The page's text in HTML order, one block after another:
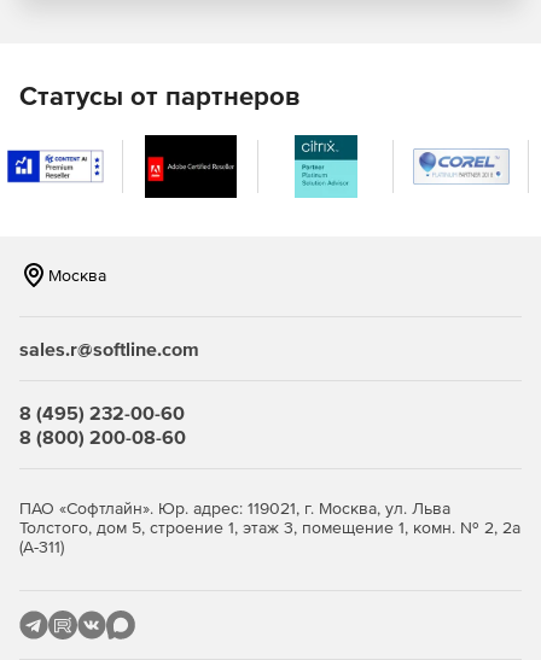
режиме реального времени.
Использование эффективных технологий, включая
Symantec AntiVirus Scan Engine.
обеспечивает обнаружение и уменьшение числа
безопасности.
распределения нагрузки на каналы.
устройств.
программного обеспечения.
Статусы от партнеров
Москва
sales.r@softline.com
8 (495) 232-00-60
8 (800) 200-08-60
ПАО «Софтлайн». Юр. адрес: 119021, г. Москва, ул. Льва
Толстого, дом 5, строение 1, этаж 3, помещение 1, комн. № 2, 2а
(А-311)